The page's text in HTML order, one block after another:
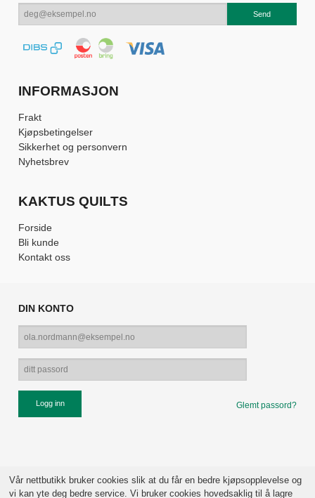
INFORMASJON
Frakt
Kjøpsbetingelser
Sikkerhet og personvern
Nyhetsbrev
KAKTUS QUILTS
Forside
Bli kunde
Kontakt oss
DIN KONTO
Glemt passord?
Vår nettbutikk bruker cookies slik at du får en bedre kjøpsopplevelse og
vi kan yte deg bedre service. Vi bruker cookies hovedsaklig til å lagre